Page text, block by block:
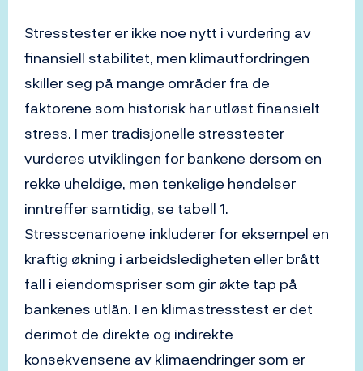
Stresstester er ikke noe nytt i vurdering av
finansiell stabilitet, men klimautfordringen
skiller seg på mange områder fra de
faktorene som historisk har utløst finansielt
stress. I mer tradisjonelle stresstester
vurderes utviklingen for bankene dersom en
rekke uheldige, men tenkelige hendelser
inntreffer samtidig, se tabell 1.
Stresscenarioene inkluderer for eksempel en
kraftig økning i arbeidsledigheten eller brått
fall i eiendomspriser som gir økte tap på
bankenes utlån. I en klimastresstest er det
derimot de direkte og indirekte
konsekvensene av klimaendringer som er